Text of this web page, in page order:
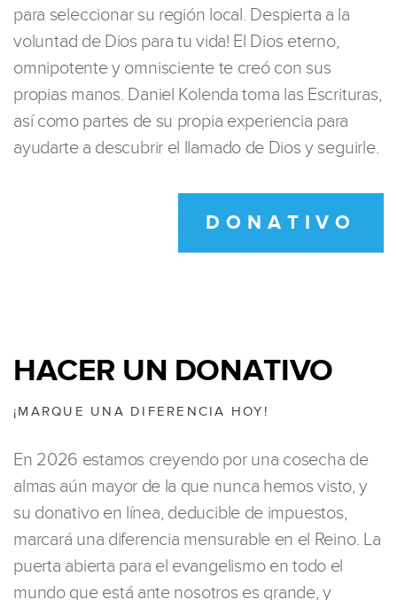
para seleccionar su región local. Despierta a la
voluntad de Dios para tu vida! El Dios eterno,
omnipotente y omnisciente te creó con sus
propias manos. Daniel Kolenda toma las Escrituras,
así como partes de su propia experiencia para
ayudarte a descubrir el llamado de Dios y seguirle.
DONATIVO
HACER UN DONATIVO
¡MARQUE UNA DIFERENCIA HOY!
En 2026 estamos creyendo por una cosecha de
almas aún mayor de la que nunca hemos visto, y
su donativo en línea, deducible de impuestos,
marcará una diferencia mensurable en el Reino. La
puerta abierta para el evangelismo en todo el
mundo que está ante nosotros es grande, y